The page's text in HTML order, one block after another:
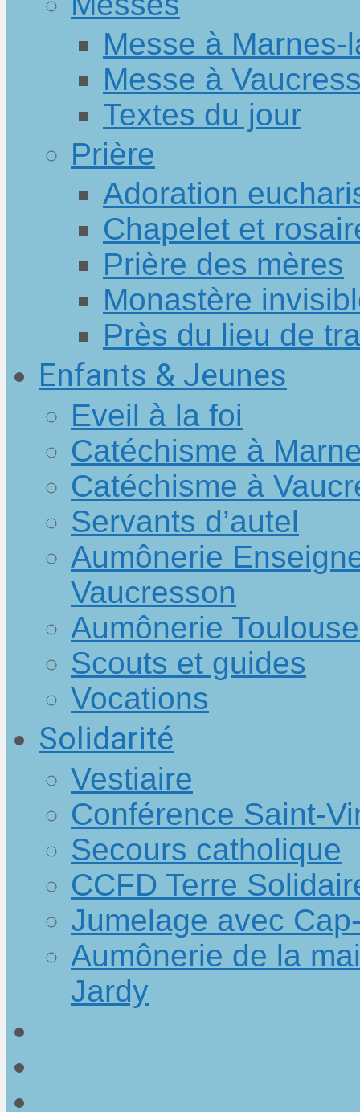
Messe à Marnes-
Messe à
Textes du jour
Prière
Adoration
Chapelet et
Prière des mères
Monastère
Près du lieu de
Enfants & Jeunes
Eveil à la foi
Catéchisme à
Catéchisme à
Servants d’autel
Aumônerie
Vaucresson
Aumônerie
Scouts et guides
Vocations
Solidarité
Vestiaire
Conférence Saint-
Secours catholique
CCFD Terre
Jumelage avec
Aumônerie de la
Jardy